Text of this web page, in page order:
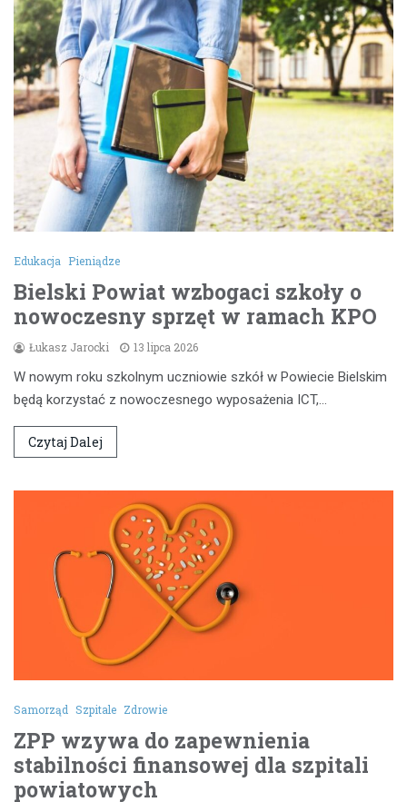
Edukacja Pieniądze
Bielski Powiat wzbogaci szkoły o
nowoczesny sprzęt w ramach KPO
Łukasz Jarocki 13 lipca 2026
W nowym roku szkolnym uczniowie szkół w Powiecie Bielskim
będą korzystać z nowoczesnego wyposażenia ICT,…
Czytaj Dalej
Samorząd Szpitale Zdrowie
ZPP wzywa do zapewnienia
stabilności finansowej dla szpitali
powiatowych